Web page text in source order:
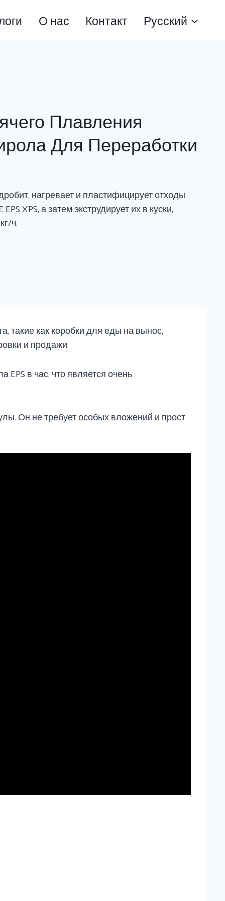
О нас Контакт Русский
Плавления
Для Переработки
нагревает и пластифицирует отходы
XPS, а затем экструдирует их в куски,
ч.
такие как коробки для еды на вынос,
и продажи.
в час, что является очень
Он не требует особых вложений и прост